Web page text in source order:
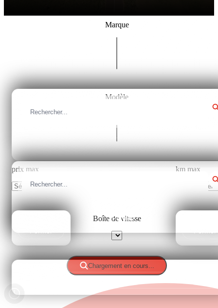
Marque
Tous les marques
Fermer
Modèle
Tous les modèles
Fermer
prix max
Sélectionner
Fermer
km max
Sélectionner
Fermer
Boîte de vitesse
Chargement en cours...